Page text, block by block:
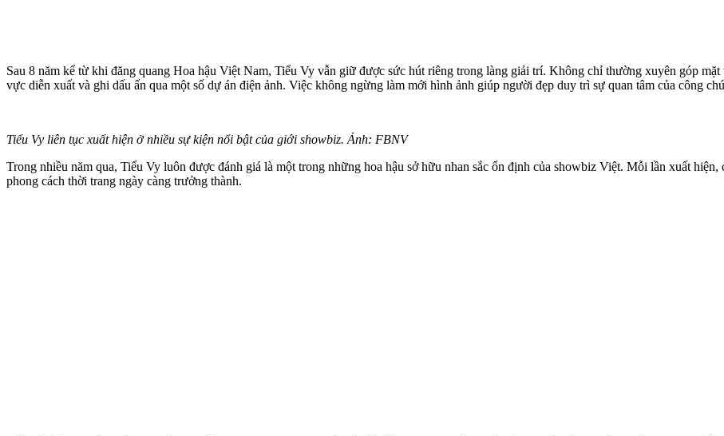
Sau 8 năm kể từ khi đăng quang Hoa hậu Việt Nam, Tiểu Vy vẫn giữ được sức hút riêng trong làng giải trí. Không chỉ thường xuyên góp
vực diễn xuất và ghi dấu ấn qua một số dự án điện ảnh. Việc không ngừng làm mới hình ảnh giúp người đẹp duy trì sự quan tâm của công
Tiểu Vy liên tục xuất hiện ở nhiều sự kiện nổi bật của giới showbiz. Ảnh: FBNV
Trong nhiều năm qua, Tiểu Vy luôn được đánh giá là một trong những hoa hậu sở hữu nhan sắc ổn định của showbiz Việt. Mỗi lần xuất
phong cách thời trang ngày càng trưởng thành.